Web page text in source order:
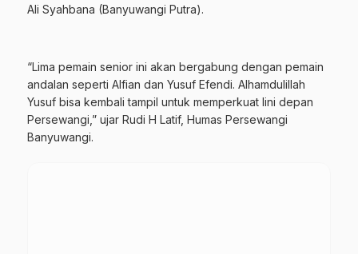
Ali Syahbana (Banyuwangi Putra).
“Lima pemain senior ini akan bergabung dengan pemain
andalan seperti Alfian dan Yusuf Efendi. Alhamdulillah
Yusuf bisa kembali tampil untuk memperkuat lini depan
Persewangi,” ujar Rudi H Latif, Humas Persewangi
Banyuwangi.